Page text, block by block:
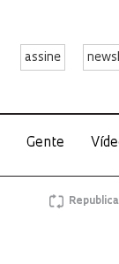
assine
Gente